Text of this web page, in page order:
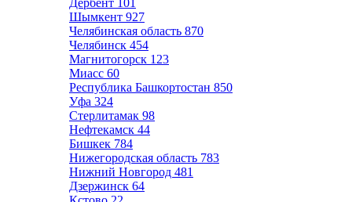
Дербент 101
Шымкент 927
Челябинская область 870
Челябинск 454
Магнитогорск 123
Миасс 60
Республика Башкортостан 850
Уфа 324
Стерлитамак 98
Нефтекамск 44
Бишкек 784
Нижегородская область 783
Нижний Новгород 481
Дзержинск 64